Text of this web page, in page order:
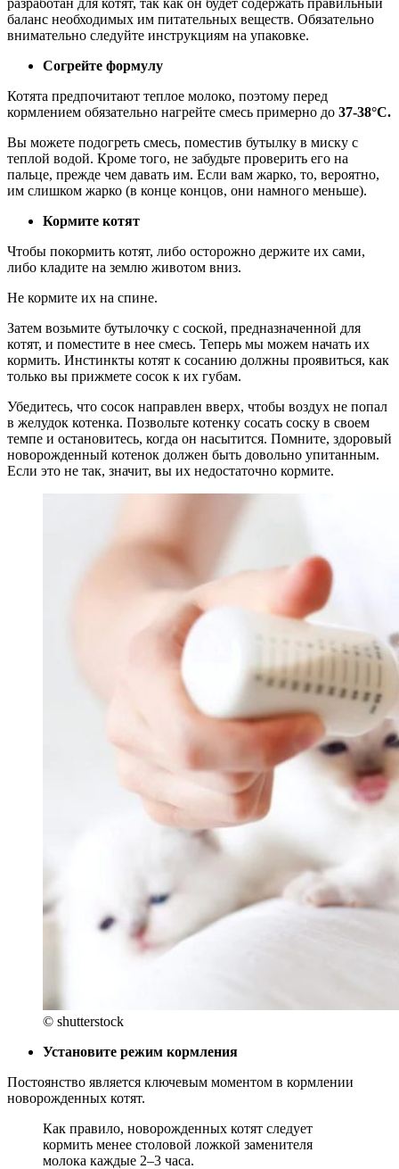
разработан для котят, так как он будет содержать правильный
баланс необходимых им питательных веществ. Обязательно
внимательно следуйте инструкциям на упаковке.
Согрейте формулу
Котята предпочитают теплое молоко, поэтому перед
кормлением обязательно нагрейте смесь примерно до 37-38°C.
Вы можете подогреть смесь, поместив бутылку в миску с
теплой водой. Кроме того, не забудьте проверить его на
пальце, прежде чем давать им. Если вам жарко, то, вероятно,
им слишком жарко (в конце концов, они намного меньше).
Кормите котят
Чтобы покормить котят, либо осторожно держите их сами,
либо кладите на землю животом вниз.
Не кормите их на спине.
Затем возьмите бутылочку с соской, предназначенной для
котят, и поместите в нее смесь. Теперь мы можем начать их
кормить. Инстинкты котят к сосанию должны проявиться, как
только вы прижмете сосок к их губам.
Убедитесь, что сосок направлен вверх, чтобы воздух не попал
в желудок котенка. Позвольте котенку сосать соску в своем
темпе и остановитесь, когда он насытится. Помните, здоровый
новорожденный котенок должен быть довольно упитанным.
Если это не так, значит, вы их недостаточно кормите.
© shutterstock
Установите режим кормления
Постоянство является ключевым моментом в кормлении
новорожденных котят.
Как правило, новорожденных котят следует
кормить менее столовой ложкой заменителя
молока каждые 2–3 часа.